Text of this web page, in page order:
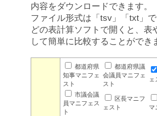
内容をダウンロードできます。
ファイル形式は「tsv」「txt」
どの表計算ソフトで開くと、表
して簡単に比較することができ
都道府県
知事マニフェ
スト
都道府県議
会議員マニフェ
スト
ェ
市議会議
員マニフェス
ト
区長マニフ
ェスト
マ